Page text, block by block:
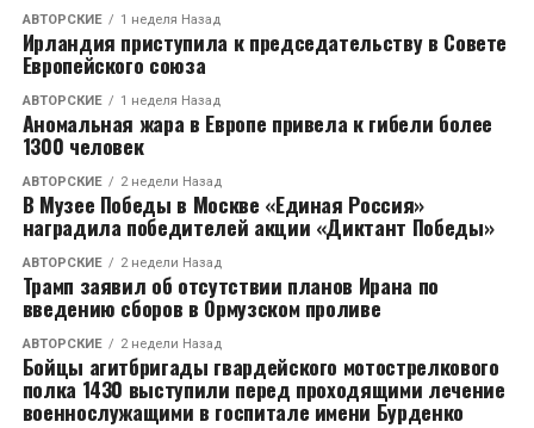
АВТОРСКИЕ 1 неделя Назад
Ирландия приступила к председательству в Совете
Европейского союза
АВТОРСКИЕ 1 неделя Назад
Аномальная жара в Европе привела к гибели более
1300 человек
АВТОРСКИЕ 2 недели Назад
В Музее Победы в Москве «Единая Россия»
наградила победителей акции «Диктант Победы»
АВТОРСКИЕ 2 недели Назад
Трамп заявил об отсутствии планов Ирана по
введению сборов в Ормузском проливе
АВТОРСКИЕ 2 недели Назад
Бойцы агитбригады гвардейского мотострелкового
полка 1430 выступили перед проходящими лечение
военнослужащими в госпитале имени Бурденко